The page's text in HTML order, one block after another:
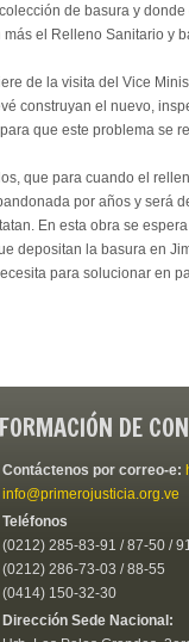
de basura y
el Relleno Sanitario y
de la visita del Vice
construyan el nuevo,
que este problema se
que para cuando el
por años y será
En esta obra se
depositan la basura en
para solucionar en
DE
Contáctenos por correo-e:
info@primerojusticia.org.ve
Teléfonos
(0212) 285-83-91 / 87-50 /
(0212) 286-73-03 / 88-55
(0414) 150-32-30
Dirección Sede Nacional: